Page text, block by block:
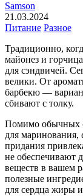
Samson
21.03.2024
Питание Разное
Традиционно,
майонез и
для сэндвичей.
велики. От
барбекю —
сбивают с толку.
Помимо обычных
для маринования,
придания
не обеспечивают
веществ в вашем
полезные
для сердца жиры